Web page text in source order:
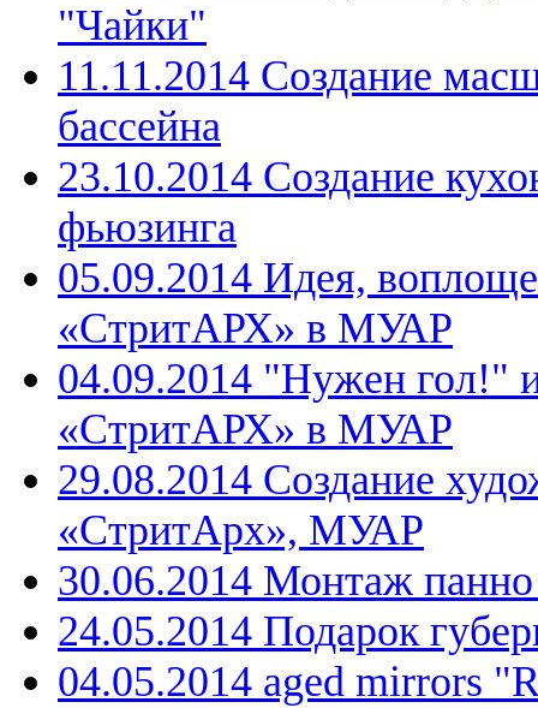
"Чайки"
11.11.2014 Создание
бассейна
23.10.2014 Создание
фьюзинга
05.09.2014 Идея,
«СтритАРХ» в МУАР
04.09.2014 "Нужен гол!"
«СтритАРХ» в МУАР
29.08.2014 Создание
«СтритАрх», МУАР
30.06.2014 Монтаж
24.05.2014 Подарок
04.05.2014 aged mirrors